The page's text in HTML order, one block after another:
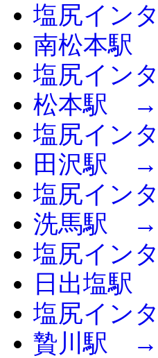
塩尻イ
南松本
塩尻イ
松本駅 →
塩尻イ
田沢駅 →
塩尻イ
洗馬駅 →
塩尻イ
日出塩
塩尻イ
贄川駅 →